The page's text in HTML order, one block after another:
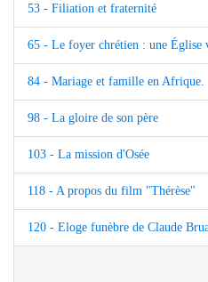
53 - Filiation et fraternité
65 - Le foyer chrétien : une Église
84 - Mariage et famille en Afrique.
98 - La gloire de son père
103 - La mission d'Osée
118 - A propos du film "Thérèse"
120 - Eloge funèbre de Claude